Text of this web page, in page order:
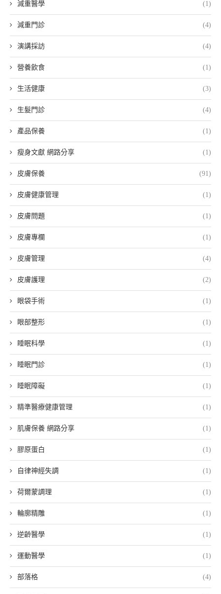
減重醫學 (1)
減重門診 (4)
演講採訪 (4)
營養飲食 (1)
生活健康 (3)
生髮門診 (4)
產品保養 (1)
瘦身文獻 網路分享 (1)
皮膚保養 (91)
皮膚健康管理 (1)
皮膚問題 (1)
皮膚專欄 (1)
皮膚管理 (4)
皮膚護理 (2)
眼袋手術 (1)
眼部整形 (1)
睡眠科學 (1)
睡眠門診 (1)
睡眠障礙 (1)
精準醫療健康管理 (1)
肌膚保養 網路分享 (1)
膠原蛋白 (1)
自律神經失調 (1)
荷爾蒙調理 (1)
輪廓精雕 (1)
逆齡醫學 (1)
運動醫學 (1)
部落格 (4)